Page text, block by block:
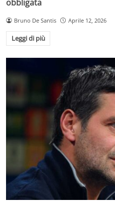
obbligata
Bruno De Santis Aprile 12, 2026
Leggi di più